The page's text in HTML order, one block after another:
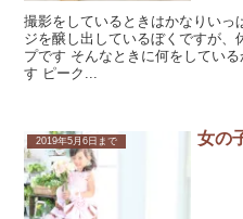
撮影をしているときはかなりいっ
ジを醸し出しているぼくですが、
プです そんなときに何をしてい
す ピーク...
2019年5月6日まで 女の